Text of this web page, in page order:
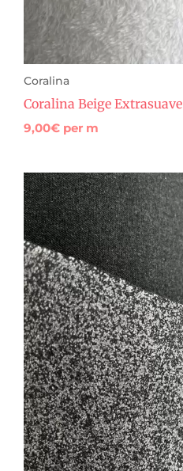
Coralina
Coralina Beige Extrasuave
9,00€ per m